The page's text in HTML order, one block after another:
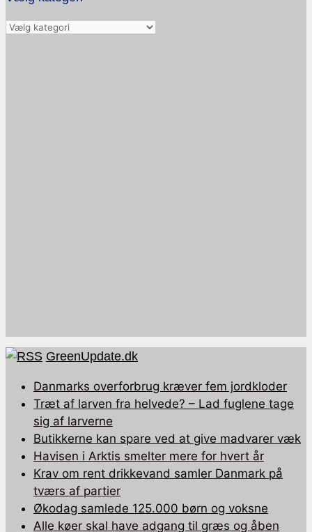
Vælg
GreenUpdate.dk
Danmarks overforbrug kræver fem jordkloder
Træt af larven fra helvede? – Lad fuglene tage
sig af larverne
Butikkerne kan spare ved at give madvarer væk
Havisen i Arktis smelter mere for hvert år
Krav om rent drikkevand samler Danmark på
tværs af partier
Økodag samlede 125.000 børn og voksne
Alle køer skal have adgang til græs og åben